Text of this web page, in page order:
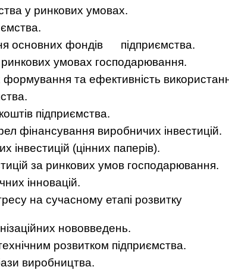
у ринкових умовах.
основних фондів підприємства.
умовах господарювання.
формування та ефективність
підприємства.
фінансування виробничих інвестицій.
(цінних паперів).
за ринкових умов господарювання.
інновацій.
на сучасному етапі розвитку
нововведень.
розвитком підприємства.
виробництва.